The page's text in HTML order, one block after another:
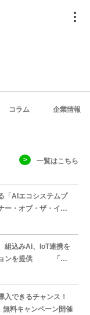
コラム 企業情報
一覧はこちら
「AIエコシステムプ
ー・オブ・ザ・イヤ
組込みAI、IoT連携を
ョンを提供 「第
AI・業務自動化展」
入できるチャンス！
無料キャンペーン開催